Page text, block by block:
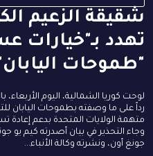
شقيقة الزعيم
تهدد بـ"خيارات
"طموحات
لوحت كوريا الشمالية، اليوم
رداً على ما وصفته بطموحات اليابان
متهمة الولايات المتحدة بدعم إعادة
وجاء التحذير في بيان أصدرته كيم يو
جونغ أون، ونشرته وكالة الأنباء...